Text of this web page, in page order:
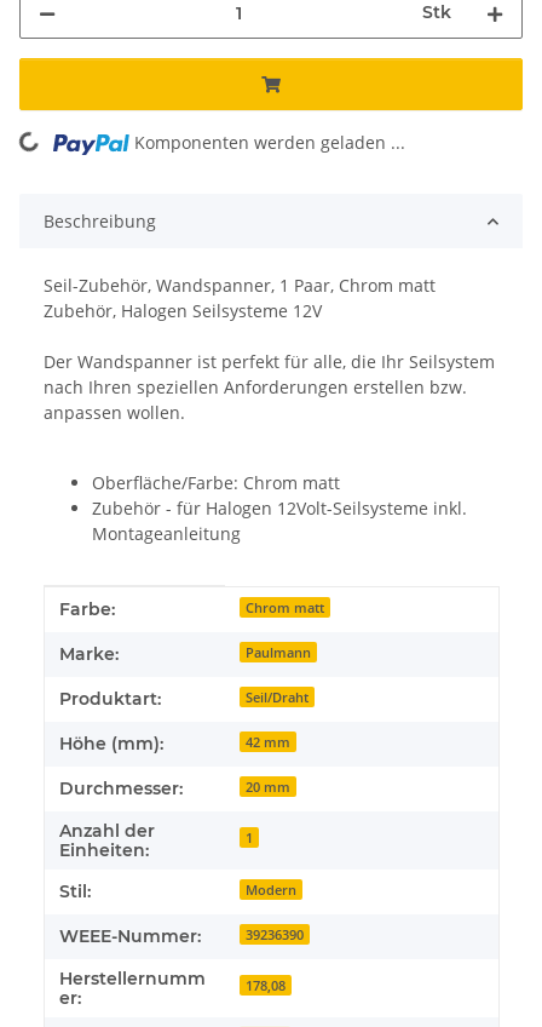
Stk
Loading... Komponenten werden geladen ...
Beschreibung
Seil-Zubehör, Wandspanner, 1 Paar, Chrom matt
Zubehör, Halogen Seilsysteme 12V
Der Wandspanner ist perfekt für alle, die Ihr Seilsystem
nach Ihren speziellen Anforderungen erstellen bzw.
anpassen wollen.
Oberfläche/Farbe: Chrom matt
Zubehör - für Halogen 12Volt-Seilsysteme inkl.
Montageanleitung
Produkteigenschaft
Wert
Farbe: Chrom matt
Marke: Paulmann
Produktart: Seil/Draht
Höhe (mm): 42 mm
Durchmesser: 20 mm
Anzahl der
Einheiten:
1
Stil: Modern
WEEE-Nummer: 39236390
Herstellernumm
er:
178,08